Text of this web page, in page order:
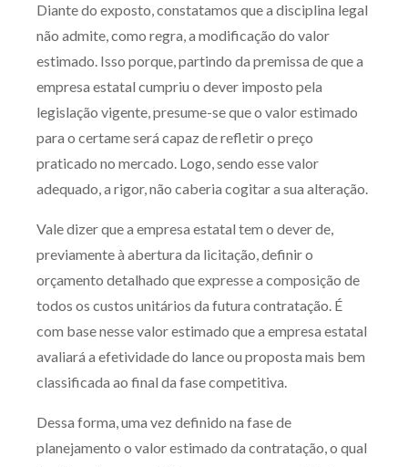
Diante do exposto, constatamos que a disciplina legal
não admite, como regra, a modificação do valor
estimado. Isso porque, partindo da premissa de que a
empresa estatal cumpriu o dever imposto pela
legislação vigente, presume-se que o valor estimado
para o certame será capaz de refletir o preço
praticado no mercado. Logo, sendo esse valor
adequado, a rigor, não caberia cogitar a sua alteração.
Vale dizer que a empresa estatal tem o dever de,
previamente à abertura da licitação, definir o
orçamento detalhado que expresse a composição de
todos os custos unitários da futura contratação. É
com base nesse valor estimado que a empresa estatal
avaliará a efetividade do lance ou proposta mais bem
classificada ao final da fase competitiva.
Dessa forma, uma vez definido na fase de
planejamento o valor estimado da contratação, o qual